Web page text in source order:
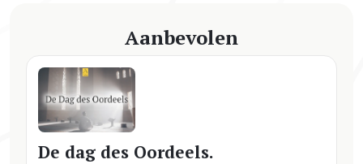
Aanbevolen
De dag des Oordeels.